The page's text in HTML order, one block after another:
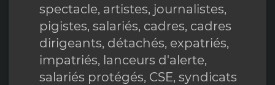
spectacle, artistes, journalistes,
pigistes, salariés, cadres, cadres
dirigeants, détachés, expatriés,
impatriés, lanceurs d'alerte,
salariés protégés, CSE, syndicats